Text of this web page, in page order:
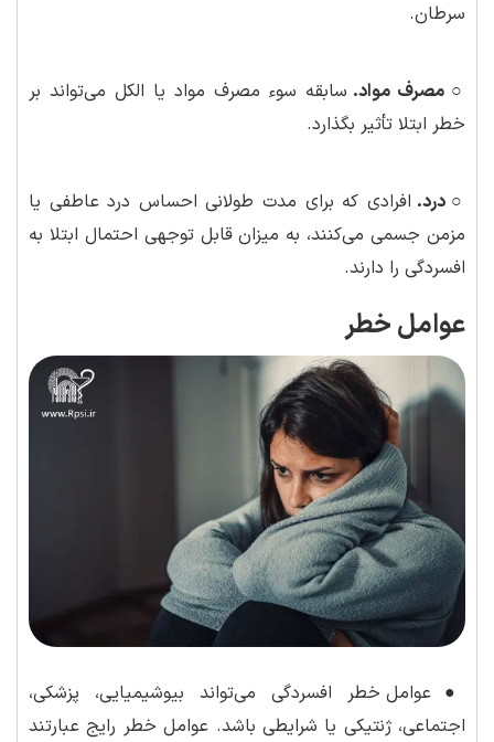
سرطان.
○ مصرف مواد. سابقه سوء مصرف مواد یا الکل می‌تواند بر
خطر ابتلا تأثیر بگذارد.
○ درد. افرادی که برای مدت طولانی احساس درد عاطفی یا
مزمن جسمی می‌کنند، به میزان قابل توجهی احتمال ابتلا به
افسردگی را دارند.
عوامل خطر
● عوامل خطر افسردگی می‌تواند بیوشیمیایی، پزشکی،
اجتماعی، ژنتیکی یا شرایطی باشد. عوامل خطر رایج عبارتند